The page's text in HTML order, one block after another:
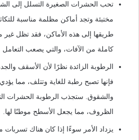
تحب الحشرات الصغيرة التسلل إلى
مختبئة وتجد أماكن مظلمة مناسبة
طريقها إلى هذه الأماكن، فقد تظل
كاملة من الآفات، والتي يصعب التعامل
الرطوبة الزائدة نظرًا لأن الأسقف
فإنها تصبح رطبة للغاية وتتلف، مما
والشقوق. ستجذب الرطوبة الحشرات
الظروف، مما يجعل الأسطح موطنًا لها.
يزداد الأمر سوءًا إذا كان هناك تسربات